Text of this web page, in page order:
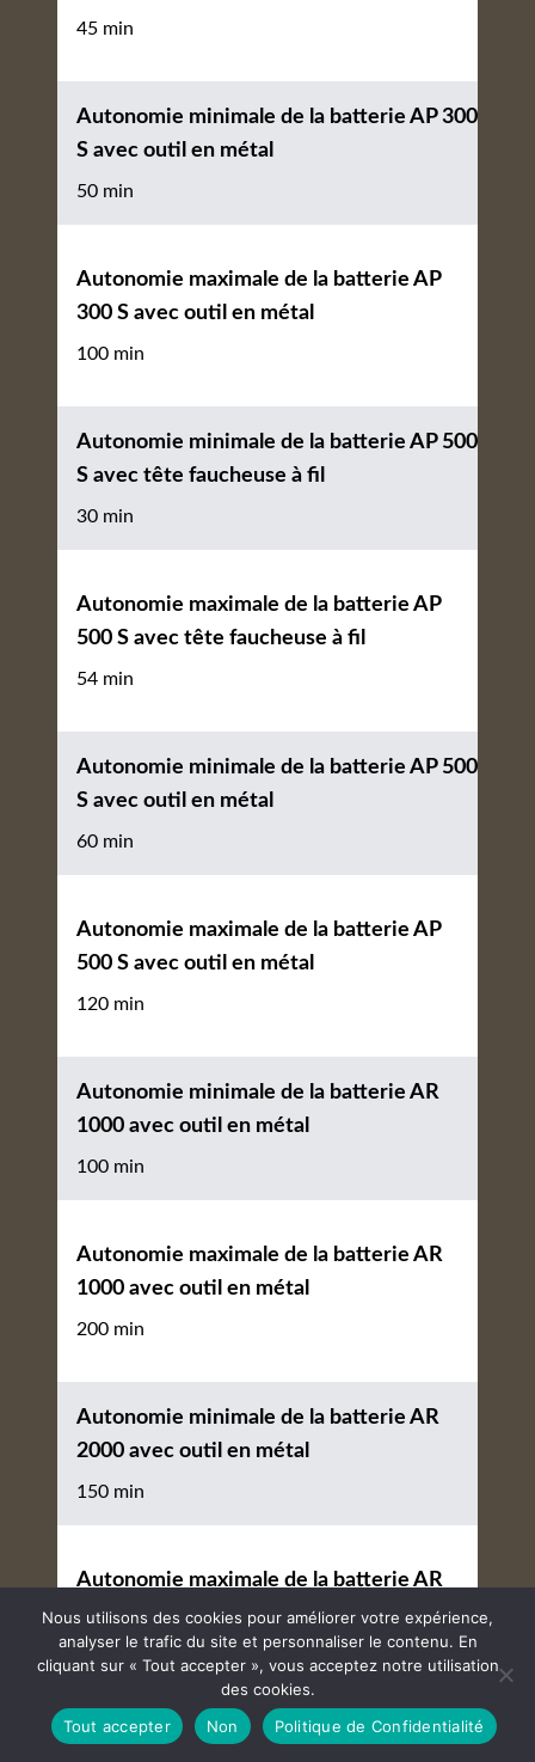
45 min
Autonomie minimale de la batterie AP 300
S avec outil en métal
50 min
Autonomie maximale de la batterie AP
300 S avec outil en métal
100 min
Autonomie minimale de la batterie AP 500
S avec tête faucheuse à fil
30 min
Autonomie maximale de la batterie AP
500 S avec tête faucheuse à fil
54 min
Autonomie minimale de la batterie AP 500
S avec outil en métal
60 min
Autonomie maximale de la batterie AP
500 S avec outil en métal
120 min
Autonomie minimale de la batterie AR
1000 avec outil en métal
100 min
Autonomie maximale de la batterie AR
1000 avec outil en métal
200 min
Autonomie minimale de la batterie AR
2000 avec outil en métal
150 min
Autonomie maximale de la batterie AR
2000 avec outil en métal
300 min
Autonomie minimale de la batterie AR
Nous utilisons des cookies pour améliorer votre expérience,
analyser le trafic du site et personnaliser le contenu. En
cliquant sur « Tout accepter », vous acceptez notre utilisation
des cookies.
Tout accepter
Non Politique de Confidentialité